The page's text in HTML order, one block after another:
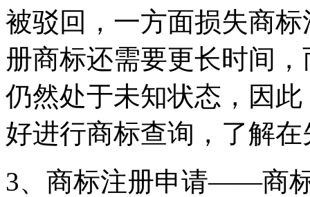
被驳回，一方面损失商
册商标还需要更长时间
仍然处于未知状态，因
好进行商标查询，了解
3、商标注册申请——商